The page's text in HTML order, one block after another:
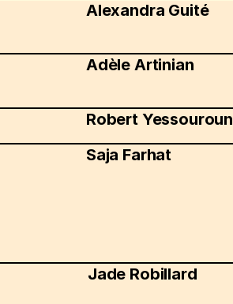
Alexandra Guité
Adèle Artinian
Robert Yessouroun
Saja Farhat
Jade Robillard